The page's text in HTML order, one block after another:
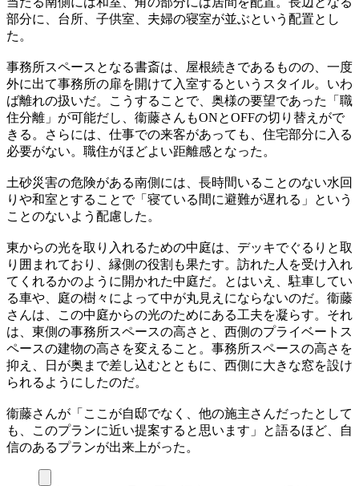
部分に、台所、子供室、夫婦の寝室が並ぶという配置とし
た。
事務所スペースとなる書斎は、屋根続きであるものの、一度
外に出て事務所の扉を開けて入室するというスタイル。いわ
ば離れの扱いだ。こうすることで、奥様の要望であった「職
住分離」が可能だし、衞藤さんもONとOFFの切り替えがで
きる。さらには、仕事での来客があっても、住宅部分に入る
必要がない。職住がほどよい距離感となった。
土砂災害の危険がある南側には、長時間いることのない水回
りや和室とすることで「寝ている間に避難が遅れる」という
ことのないよう配慮した。
東からの光を取り入れるための中庭は、デッキでぐるりと取
り囲まれており、縁側の役割も果たす。訪れた人を受け入れ
てくれるかのように開かれた中庭だ。とはいえ、駐車してい
る車や、庭の樹々によって中が丸見えにならないのだ。衞藤
さんは、この中庭からの光のためにある工夫を凝らす。それ
は、東側の事務所スペースの高さと、西側のプライベートス
ペースの建物の高さを変えること。事務所スペースの高さを
抑え、日が奥まで差し込むとともに、西側に大きな窓を設け
られるようにしたのだ。
衞藤さんが「ここが自邸でなく、他の施主さんだったとして
も、このプランに近い提案すると思います」と語るほど、自
信のあるプランが出来上がった。